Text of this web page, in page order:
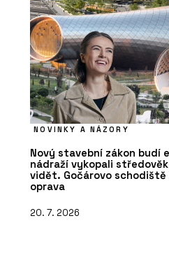
NOVINKY A NÁZORY
Nový stavební zákon budí
nádraží vykopali
vidět. Gočárovo schodiště
oprava
20. 7. 2026